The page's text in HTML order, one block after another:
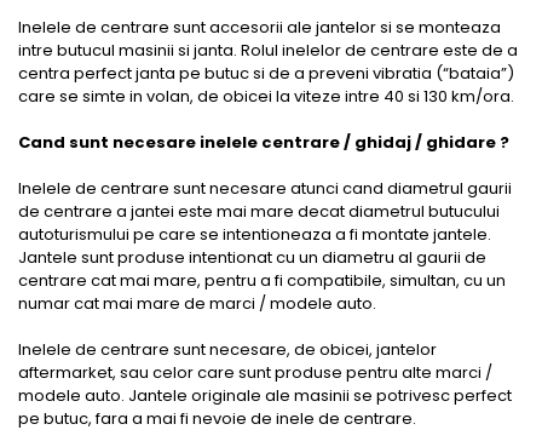
Inelele de centrare sunt accesorii ale jantelor si se monteaza
intre butucul masinii si janta. Rolul inelelor de centrare este de a
centra perfect janta pe butuc si de a preveni vibratia (“bataia”)
care se simte in volan, de obicei la viteze intre 40 si 130 km/ora.
Cand sunt necesare inelele centrare / ghidaj / ghidare ?
Inelele de centrare sunt necesare atunci cand diametrul gaurii
de centrare a jantei este mai mare decat diametrul butucului
autoturismului pe care se intentioneaza a fi montate jantele.
Jantele sunt produse intentionat cu un diametru al gaurii de
centrare cat mai mare, pentru a fi compatibile, simultan, cu un
numar cat mai mare de marci / modele auto.
Inelele de centrare sunt necesare, de obicei, jantelor
aftermarket, sau celor care sunt produse pentru alte marci /
modele auto. Jantele originale ale masinii se potrivesc perfect
pe butuc, fara a mai fi nevoie de inele de centrare.